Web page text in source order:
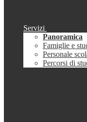
Servizi
Panoramica
Famiglie e
Personale
Percorsi di